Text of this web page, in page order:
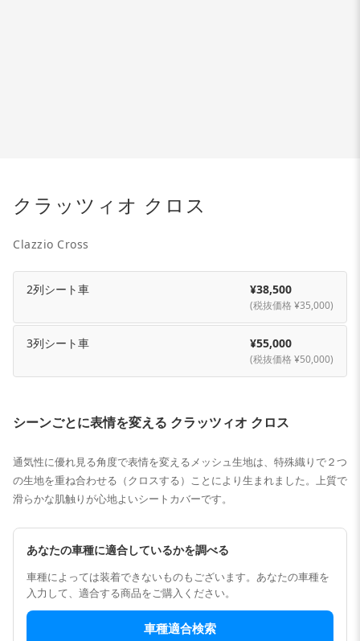
クラッツィオ クロス
Clazzio Cross
2列シート車 ¥38,500
(税抜価格 ¥35,000)
3列シート車 ¥55,000
(税抜価格 ¥50,000)
シーンごとに表情を変える クラッツィオ クロス
通気性に優れ見る角度で表情を変えるメッシュ生地は、特殊織りで２つ
の生地を重ね合わせる（クロスする）ことにより生まれました。上質で
滑らかな肌触りが心地よいシートカバーです。
あなたの車種に適合しているかを調べる
車種によっては装着できないものもございます。あなたの車種を
入力して、適合する商品をご購入ください。
車種適合検索